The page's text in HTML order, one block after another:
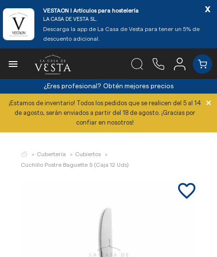
VESTAON l Artículos para hostelería
LA CASA DE VESTA SL.
Descarga la app de La Casa de Vesta para tener un 5% de
descuento adicional.
x

¿Eres profesional? Obtén mejores precios
¡Estamos de inventario! Todos los pedidos que se realicen del 5 al 14
de agosto, serán enviados a partir del 18 de agosto. ¡Gracias por
confiar en nosotros!
×
Cubertería
Cubiertos
Cuchillo Postre Baguette S (Caja 12 Uds)
favorite_border